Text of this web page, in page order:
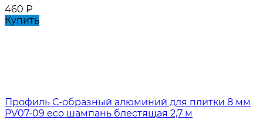
460 ₽
Купить
Профиль С-образный алюминий для плитки 8 мм
PV07-09 eco шампань блестящая 2,7 м